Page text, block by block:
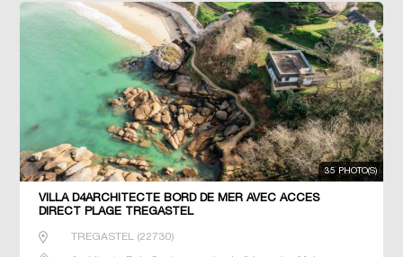
35 PHOTO(S)
VILLA D4ARCHITECTE BORD DE MER AVEC ACCES
DIRECT PLAGE TREGASTEL
TREGASTEL(22730)